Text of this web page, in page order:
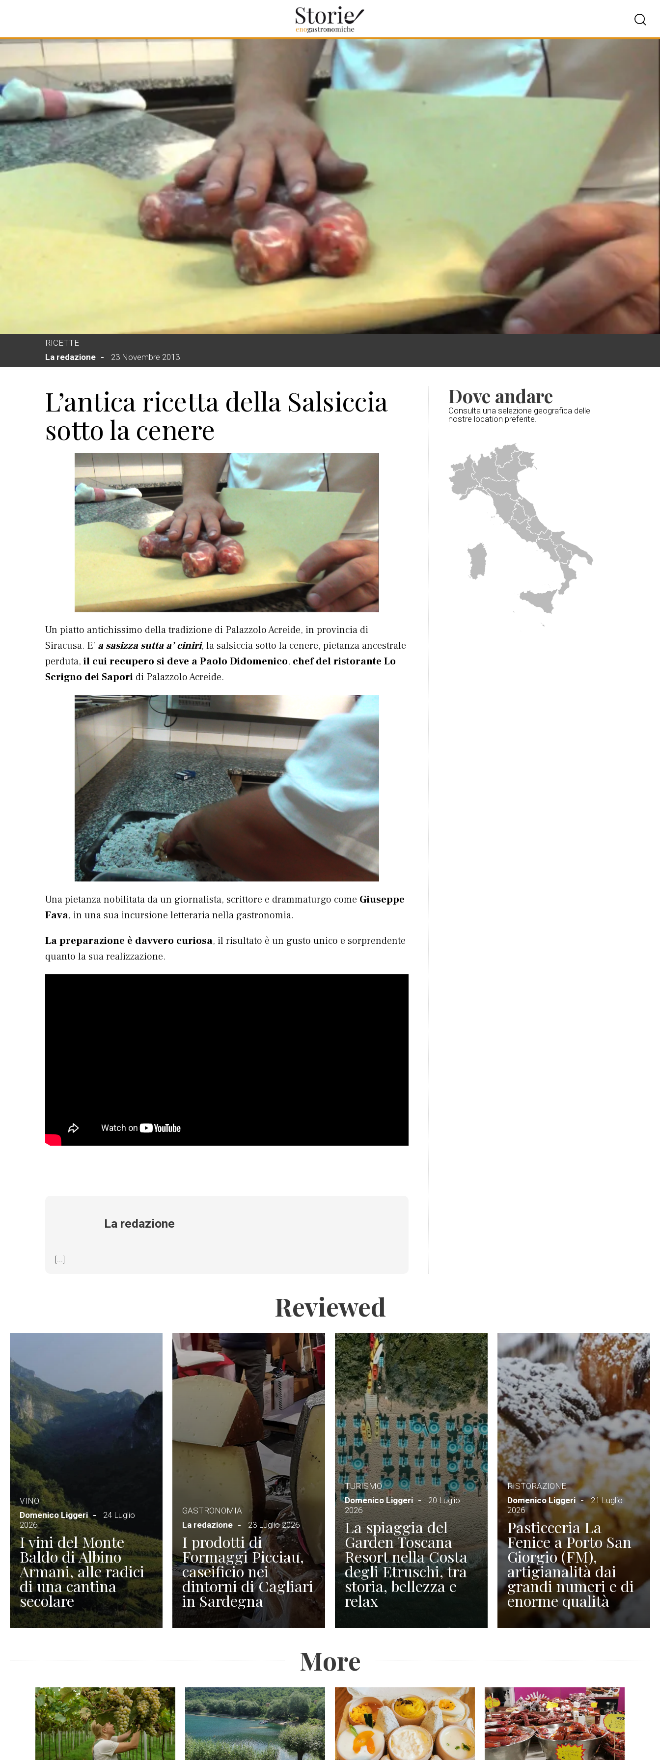
RICETTE
La redazione
23 Novembre 2013
L’antica ricetta della Salsiccia
sotto la cenere
Un piatto antichissimo della tradizione di Palazzolo Acreide, in provincia di
Siracusa. E’ a sasizza sutta a’ ciniri, la salsiccia sotto la cenere, pietanza ancestrale
perduta, il cui recupero si deve a Paolo Didomenico, chef del ristorante Lo
Scrigno dei Sapori di Palazzolo Acreide.
Una pietanza nobilitata da un giornalista, scrittore e drammaturgo come Giuseppe
Fava, in una sua incursione letteraria nella gastronomia.
La preparazione è davvero curiosa, il risultato è un gusto unico e sorprendente
quanto la sua realizzazione.
La redazione
[...]
Dove andare
Consulta una selezione geografica delle
nostre location preferite.
Reviewed
VINO
Domenico Liggeri
24 Luglio
2026
I vini del Monte
Baldo di Albino
Armani, alle radici
di una cantina
secolare
GASTRONOMIA
La redazione
23 Luglio 2026
I prodotti di
Formaggi Picciau,
caseificio nei
dintorni di Cagliari
in Sardegna
TURISMO
Domenico Liggeri
20 Luglio
2026
La spiaggia del
Garden Toscana
Resort nella Costa
degli Etruschi, tra
storia, bellezza e
relax
RISTORAZIONE
Domenico Liggeri
21 Luglio
2026
Pasticceria La
Fenice a Porto San
Giorgio (FM),
artigianalità dai
grandi numeri e di
enorme qualità
More